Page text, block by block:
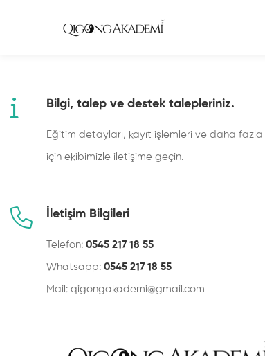
Bilgi, talep ve destek talepleriniz.
Eğitim detayları, kayıt işlemleri ve daha
için ekibimizle iletişime geçin.
İletişim Bilgileri
Telefon: 0545 217 18 55
Whatsapp: 0545 217 18 55
Mail: qigongakademi@gmail.com